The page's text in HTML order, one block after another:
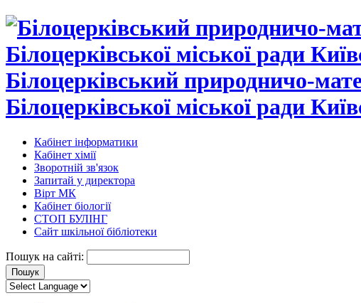
Білоцерківський природничо-
Білоцерківської міської ради
Кабінет інформатики
Кабінет хімії
Зворотній зв'язок
Запитай у директора
Вірт МК
Кабінет біології
СТОП БУЛІНГ
Сайт шкільної бібліотеки
Пошук на сайті: